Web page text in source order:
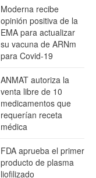
Moderna recibe
opinión positiva de la
EMA para actualizar
su vacuna de ARNm
para Covid-19
ANMAT autoriza la
venta libre de 10
medicamentos que
requerían receta
médica
FDA aprueba el primer
producto de plasma
liofilizado